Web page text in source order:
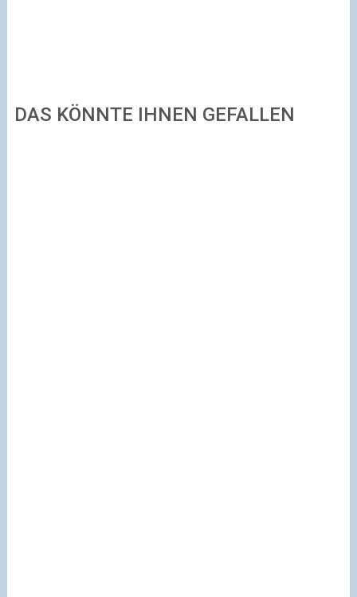
DAS KÖNNTE IHNEN GEFALLEN